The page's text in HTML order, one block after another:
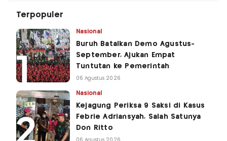
Terpopuler
Nasional
Buruh Batalkan Demo Agustus-
September, Ajukan Empat
Tuntutan ke Pemerintah
06 Agustus 2026
Nasional
Kejagung Periksa 9 Saksi di Kasus
Febrie Adriansyah, Salah Satunya
Don Ritto
06 Agustus 2026